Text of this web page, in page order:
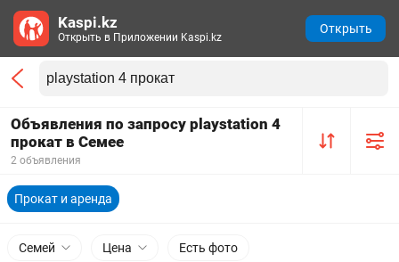
Объявления по запросу playstation 4
прокат в Семее
2 объявления
Прокат и аренда
Семей Цена Есть фото
Kaspi.kz
Открыть в Приложении Kaspi.kz
Открыть